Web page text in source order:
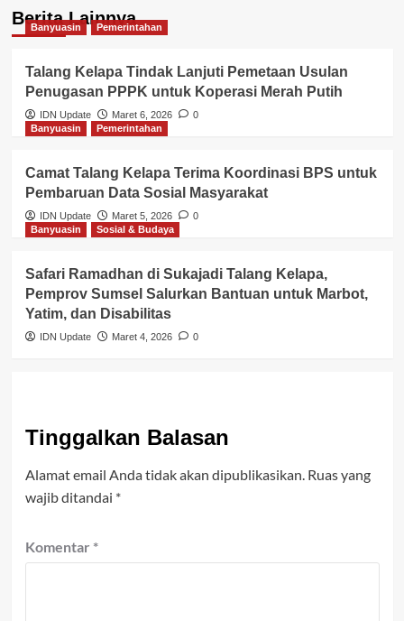
Berita Lainnya
Banyuasin Pemerintahan
Talang Kelapa Tindak Lanjuti Pemetaan Usulan
Penugasan PPPK untuk Koperasi Merah Putih
IDN Update Maret 6, 2026
0
Banyuasin
Pemerintahan
Camat Talang Kelapa Terima Koordinasi BPS untuk
Pembaruan Data Sosial Masyarakat
IDN Update Maret 5, 2026
0
Banyuasin
Sosial & Budaya
Safari Ramadhan di Sukajadi Talang Kelapa,
Pemprov Sumsel Salurkan Bantuan untuk Marbot,
Yatim, dan Disabilitas
IDN Update Maret 4, 2026 0
Tinggalkan Balasan
Alamat email Anda tidak akan dipublikasikan. Ruas yang
wajib ditandai *
Komentar *